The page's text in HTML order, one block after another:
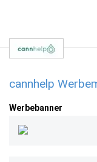
cannhelp
Werbebanner